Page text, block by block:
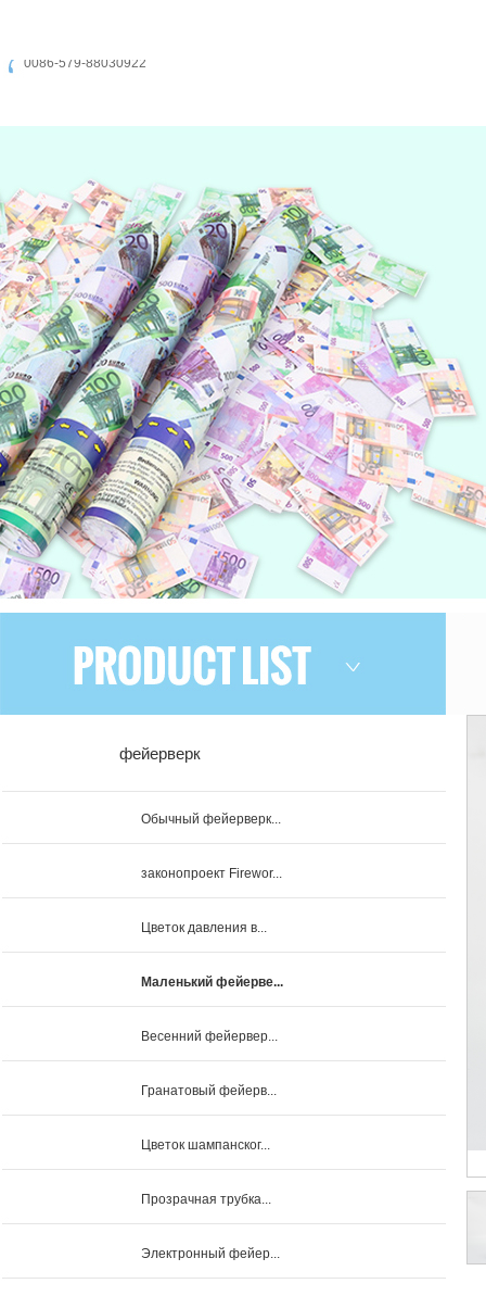
0086-579-88030922
фейерверк
Обычный фейерверк...
законопроект Firewor...
Цветок давления в...
Маленький фейерве...
Весенний фейервер...
Гранатовый фейерв...
Цветок шампанског...
Прозрачная трубка...
Электронный фейер...